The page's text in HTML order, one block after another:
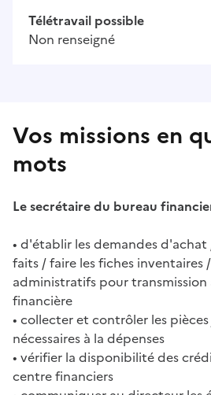
Télétravail possible
Non renseigné
Vos missions en
mots
Le secrétaire du bureau
• d'établir les demandes d'achat
faits / faire les fiches inventaires
administratifs pour
financière
• collecter et contrôler les
nécessaires à la dépenses
• vérifier la disponibilité des
centre financiers